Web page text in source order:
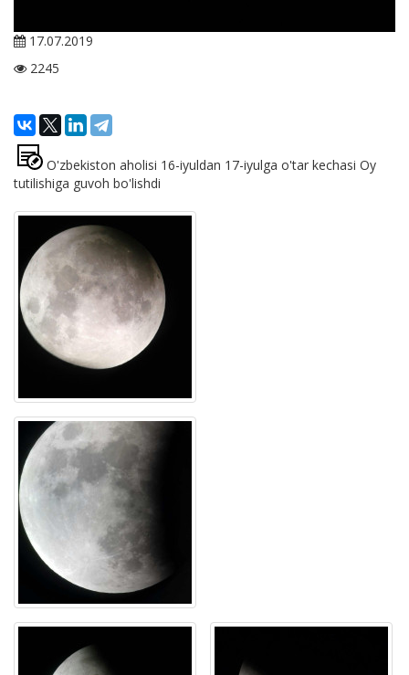
17.07.2019
2245
O'zbekiston aholisi 16-iyuldan 17-iyulga o'tar kechasi Oy
tutilishiga guvoh bo'lishdi